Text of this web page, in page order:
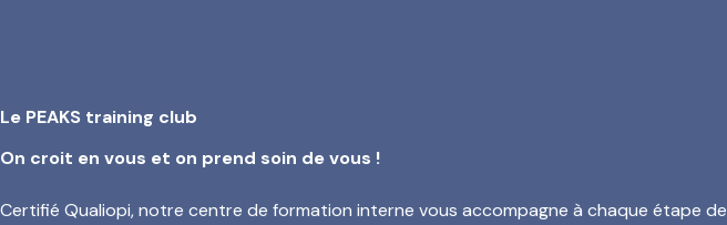
Le PEAKS training club
On croit en vous et on prend soin de vous !
Certifié Qualiopi, notre centre de formation interne vous accompagne à chaque étape de